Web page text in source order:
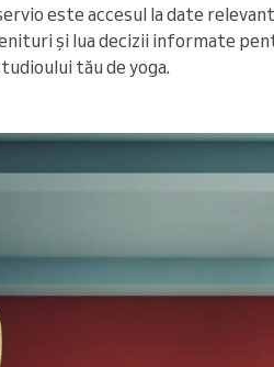
este accesul la date
și lua decizii informate
tău de yoga.